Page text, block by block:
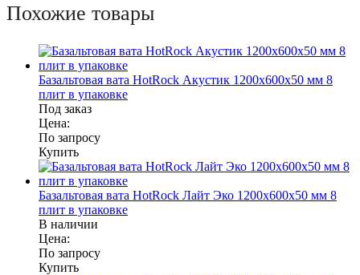
Похожие товары
Базальтовая вата HotRock Акустик 1200x600x50 мм 8
плит в упаковке
Под заказ
Цена:
По запросу
Купить
Базальтовая вата HotRock Лайт Эко 1200x600x50 мм 8
плит в упаковке
В наличии
Цена:
По запросу
Купить